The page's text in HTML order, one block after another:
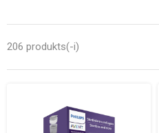
206 produkts(-i)